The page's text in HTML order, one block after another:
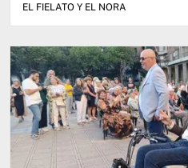
EL FIELATO Y EL NORA